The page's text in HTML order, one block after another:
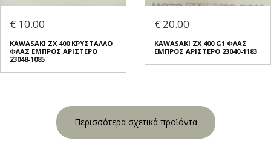
€ 10.00
KAWASAKI ZX 400 ΚΡΥΣΤΑΛΛΟ
ΦΛΑΣ ΕΜΠΡΟΣ ΑΡΙΣΤΕΡΟ
23048-1085
€ 20.00
KAWASAKI ZX 400 G1 ΦΛΑΣ
ΕΜΠΡΟΣ ΑΡΙΣΤΕΡΟ 23040-1183
Περισσότερα σχετικά προϊόντα